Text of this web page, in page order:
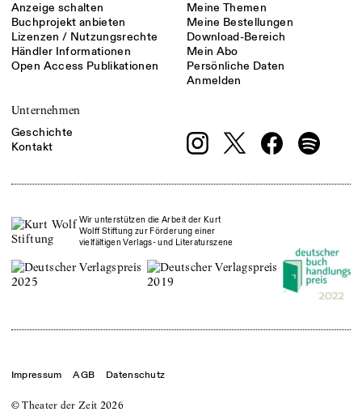
Anzeige schalten
Buchprojekt anbieten
Lizenzen / Nutzungsrechte
Händler Informationen
Open Access Publikationen
Meine Themen
Meine Bestellungen
Download-Bereich
Mein Abo
Persönliche Daten
Anmelden
Unternehmen
Geschichte
Kontakt
Wir unterstützen die Arbeit der Kurt
Wolff Stiftung zur Förderung einer
vielfältigen Verlags- und Literaturszene
© Theater der Zeit 2026
Impressum AGB Datenschutz